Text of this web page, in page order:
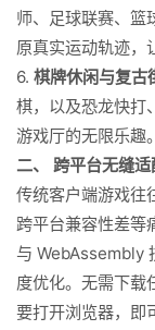
师、足球联赛、篮
原真实运动轨迹，
6. 棋牌休闲与复古
棋，以及恐龙快打
游戏厅的无限乐趣。
二、 跨平台无缝
传统客户端游戏往
跨平台兼容性差等
与 WebAssembly
度优化。无需下载
要打开浏览器，即